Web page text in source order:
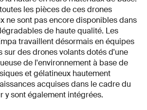
les pièces de ces drones
ne sont pas encore disponibles dans
de haute qualité. Les
travaillent désormais en équipes
sur des drones volants dotés d'une
de l'environnement à base de
et gélatineux hautement
acquises dans le cadre du
y sont également intégrées.